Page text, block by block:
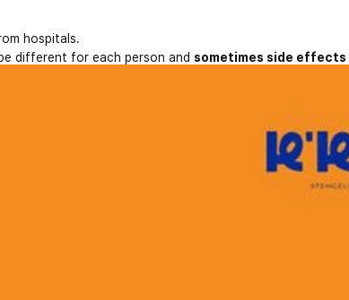
hospitals.
different for each person and sometimes side effects